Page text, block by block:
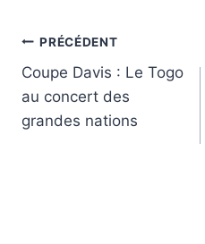
Navigation
de
l’article
PRÉCÉDENT
Coupe Davis : Le Togo
au concert des
grandes nations